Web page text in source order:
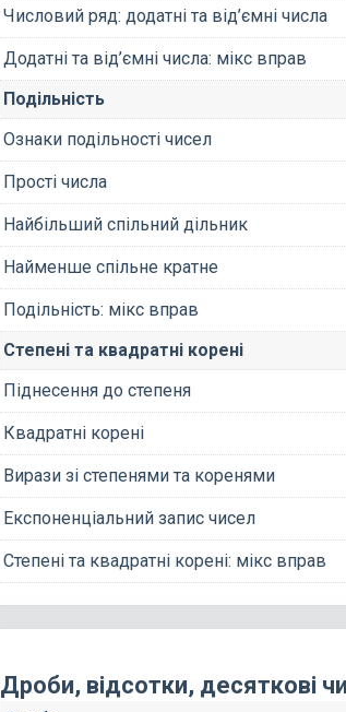
Числовий ряд: додатні та від’ємні числа
Додатні та від’ємні числа: мікс вправ
Подільність
Ознаки подільності чисел
Прості числа
Найбільший спільний дільник
Найменше спільне кратне
Подільність: мікс вправ
Степені та квадратні корені
Піднесення до степеня
Квадратні корені
Вирази зі степенями та коренями
Експоненціальний запис чисел
Степені та квадратні корені: мікс вправ
Дроби, відсотки, десяткові